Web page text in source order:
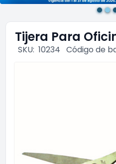
Tijera Para
SKU: 10234 Código de